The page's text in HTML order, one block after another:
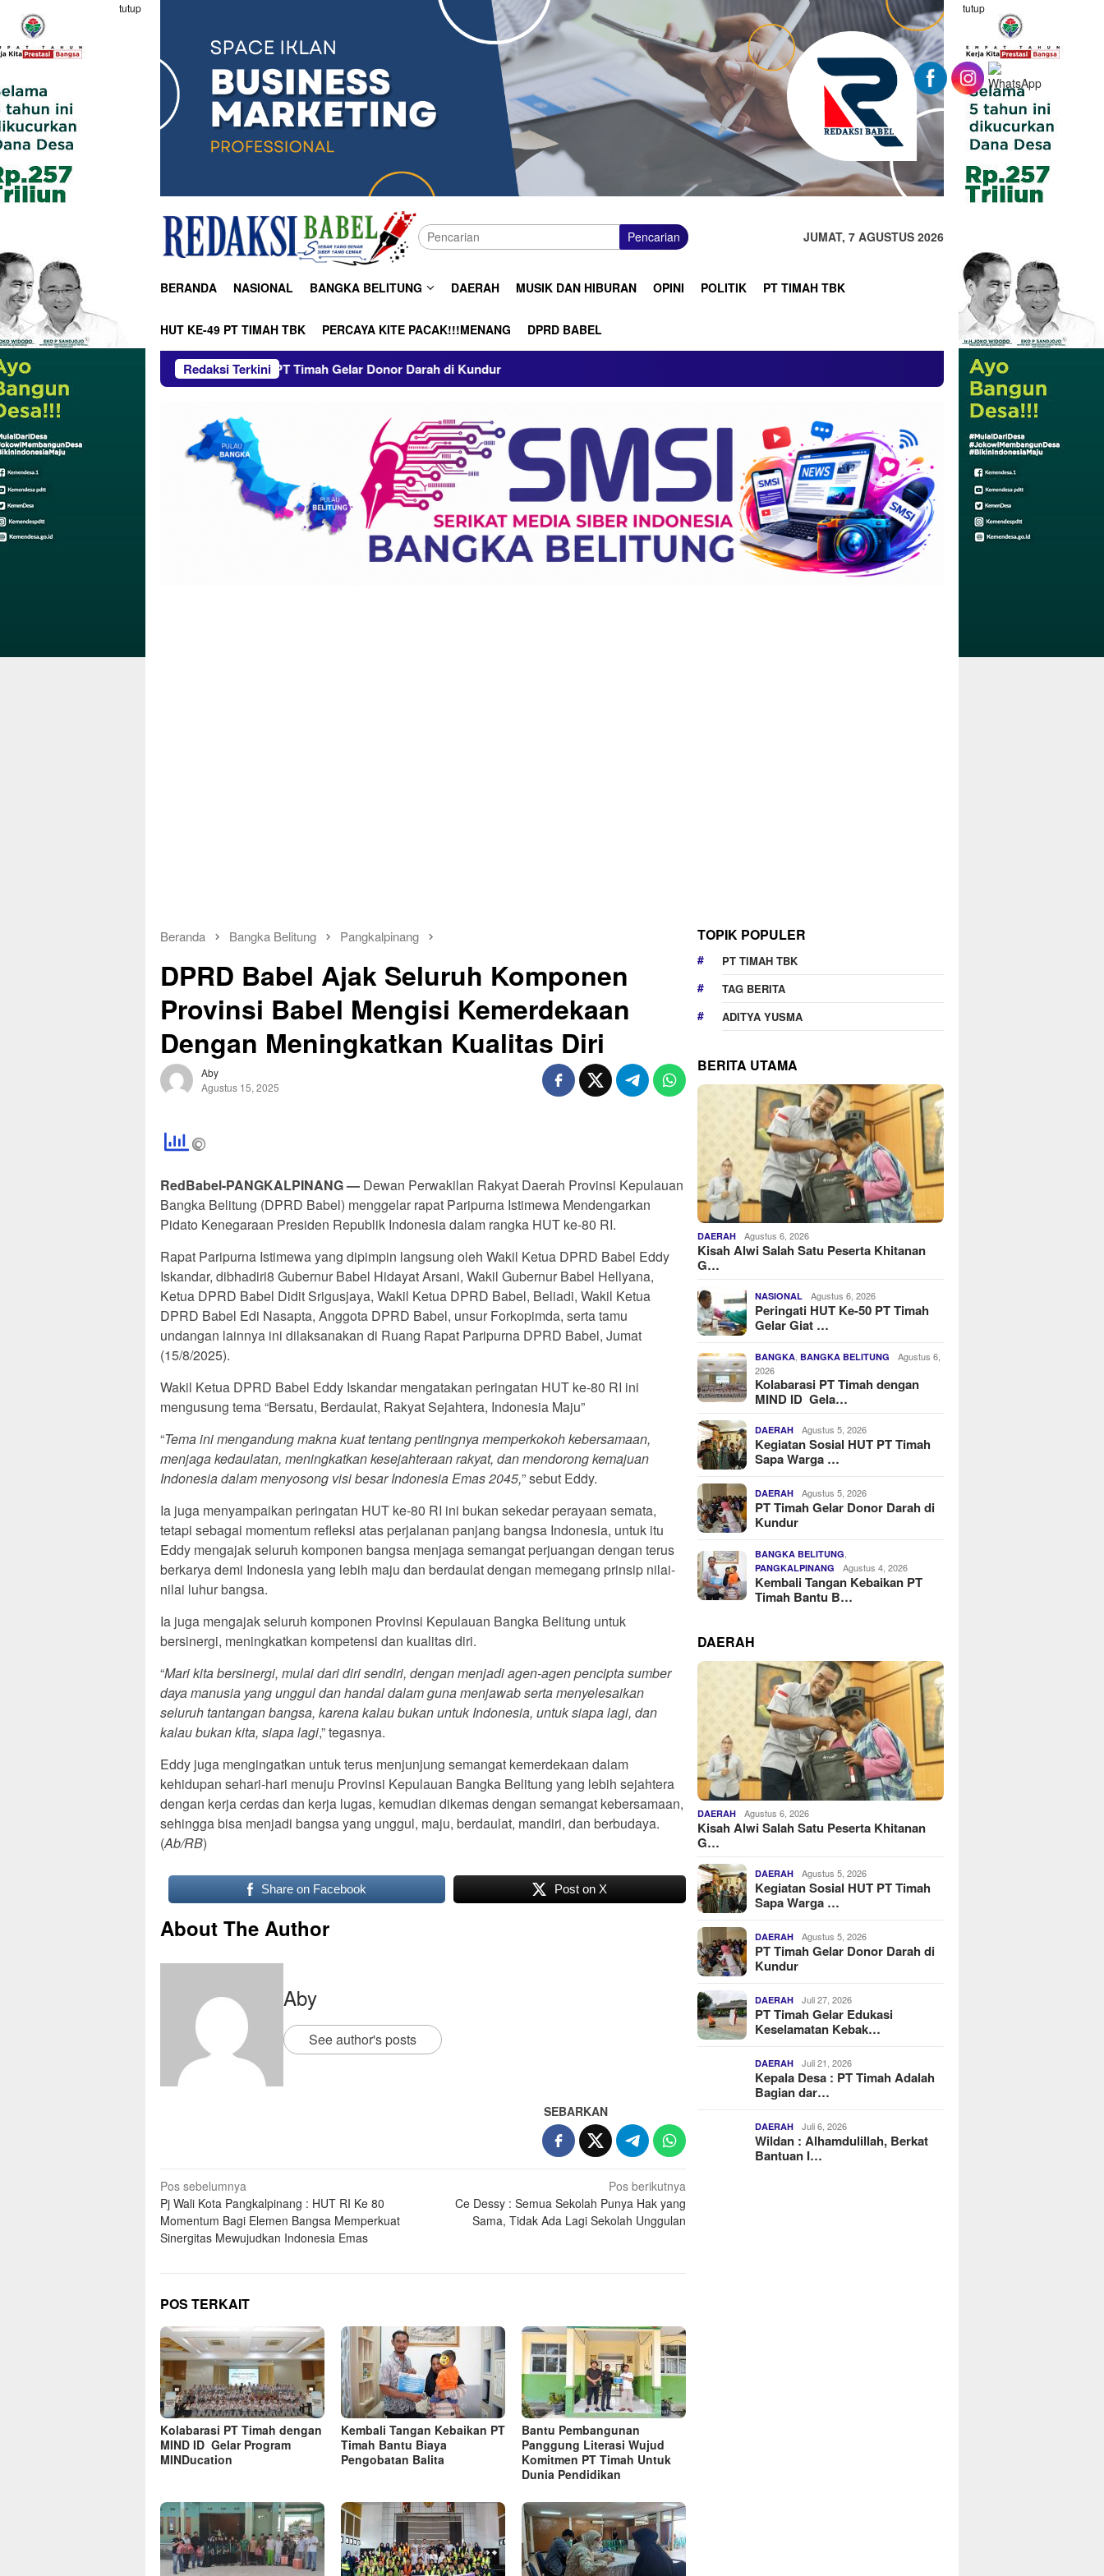
tutup tutup
Pencarian JUMAT, 7 AGUSTUS 2026
BERANDA NASIONAL BANGKA BELITUNG DAERAH MUSIK DAN HIBURAN OPINI POLITIK PT TIMAH TBK
HUT KE-49 PT TIMAH TBK PERCAYA KITE PACAK!!!MENANG DPRD BABEL
Redaksi Terkini
Sapa Warga Kundur PT Timah Gelar Donor Darah di Kundur
Beranda Bangka Belitung Pangkalpinang
DPRD Babel Ajak Seluruh Komponen
Provinsi Babel Mengisi Kemerdekaan
Dengan Meningkatkan Kualitas Diri
Aby
Agustus 15, 2025
RedBabel-PANGKALPINANG — Dewan Perwakilan Rakyat Daerah Provinsi Kepulauan
Bangka Belitung (DPRD Babel) menggelar rapat Paripurna Istimewa Mendengarkan
Pidato Kenegaraan Presiden Republik Indonesia dalam rangka HUT ke-80 RI.
Rapat Paripurna Istimewa yang dipimpin langsung oleh Wakil Ketua DPRD Babel Eddy
Iskandar, dibhadiri8 Gubernur Babel Hidayat Arsani, Wakil Gubernur Babel Hellyana,
Ketua DPRD Babel Didit Srigusjaya, Wakil Ketua DPRD Babel, Beliadi, Wakil Ketua
DPRD Babel Edi Nasapta, Anggota DPRD Babel, unsur Forkopimda, serta tamu
undangan lainnya ini dilaksanakan di Ruang Rapat Paripurna DPRD Babel, Jumat
(15/8/2025).
Wakil Ketua DPRD Babel Eddy Iskandar mengatakan peringatan HUT ke-80 RI ini
mengusung tema “Bersatu, Berdaulat, Rakyat Sejahtera, Indonesia Maju”
“Tema ini mengandung makna kuat tentang pentingnya memperkokoh kebersamaan,
menjaga kedaulatan, meningkatkan kesejahteraan rakyat, dan mendorong kemajuan
Indonesia dalam menyosong visi besar Indonesia Emas 2045,” sebut Eddy.
Ia juga menyampaikan peringatan HUT ke-80 RI ini bukan sekedar perayaan semata,
tetapi sebagai momentum refleksi atas perjalanan panjang bangsa Indonesia, untuk itu
Eddy mengajak seluruh komponen bangsa menjaga semangat perjuangan dengan terus
berkarya demi Indonesia yang lebih maju dan berdaulat dengan memegang prinsip nilai-
nilai luhur bangsa.
Ia juga mengajak seluruh komponen Provinsi Kepulauan Bangka Belitung untuk
bersinergi, meningkatkan kompetensi dan kualitas diri.
“Mari kita bersinergi, mulai dari diri sendiri, dengan menjadi agen-agen pencipta sumber
daya manusia yang unggul dan handal dalam guna menjawab serta menyelesaikan
seluruh tantangan bangsa, karena kalau bukan untuk Indonesia, untuk siapa lagi, dan
kalau bukan kita, siapa lagi,” tegasnya.
Eddy juga mengingatkan untuk terus menjunjung semangat kemerdekaan dalam
kehidupan sehari-hari menuju Provinsi Kepulauan Bangka Belitung yang lebih sejahtera
dengan kerja cerdas dan kerja lugas, kemudian dikemas dengan semangat kebersamaan,
sehingga bisa menjadi bangsa yang unggul, maju, berdaulat, mandiri, dan berbudaya.
(Ab/RB)
Share on Facebook Post on X
About The Author
Aby
See author's posts
SEBARKAN
Pos sebelumnya
Pj Wali Kota Pangkalpinang : HUT RI Ke 80
Momentum Bagi Elemen Bangsa Memperkuat
Sinergitas Mewujudkan Indonesia Emas
Pos berikutnya
Ce Dessy : Semua Sekolah Punya Hak yang
Sama, Tidak Ada Lagi Sekolah Unggulan
POS TERKAIT
Kolabarasi PT Timah dengan
MIND ID Gelar Program
MINDucation
Kembali Tangan Kebaikan PT
Timah Bantu Biaya
Pengobatan Balita
Bantu Pembangunan
Panggung Literasi Wujud
Komitmen PT Timah Untuk
Dunia Pendidikan
TOPIK POPULER
PT TIMAH TBK
TAG BERITA
ADITYA YUSMA
BERITA UTAMA
DAERAH Agustus 6, 2026
Kisah Alwi Salah Satu Peserta Khitanan
G…
NASIONAL Agustus 6, 2026
Peringati HUT Ke-50 PT Timah
Gelar Giat …
BANGKA,BANGKA BELITUNG
Agustus 6,
2026
Kolabarasi PT Timah dengan
MIND ID Gela…
DAERAH Agustus 5, 2026
Kegiatan Sosial HUT PT Timah
Sapa Warga …
DAERAH Agustus 5, 2026
PT Timah Gelar Donor Darah di
Kundur
BANGKA BELITUNG,
PANGKALPINANG Agustus 4, 2026
Kembali Tangan Kebaikan PT
Timah Bantu B…
DAERAH
DAERAH Agustus 6, 2026
Kisah Alwi Salah Satu Peserta Khitanan
G…
DAERAH Agustus 5, 2026
Kegiatan Sosial HUT PT Timah
Sapa Warga …
DAERAH Agustus 5, 2026
PT Timah Gelar Donor Darah di
Kundur
DAERAH Juli 27, 2026
PT Timah Gelar Edukasi
Keselamatan Kebak…
DAERAH Juli 21, 2026
Kepala Desa : PT Timah Adalah
Bagian dar…
DAERAH Juli 6, 2026
Wildan : Alhamdulillah, Berkat
Bantuan I…